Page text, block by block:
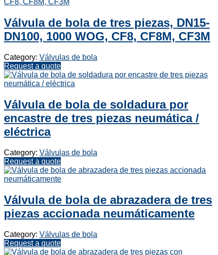
Válvula de bola de tres piezas, DN15-
DN100, 1000 WOG, CF8, CF8M, CF3M
Category: Válvulas de bola
Request a quote
Válvula de bola de soldadura por
encastre de tres piezas neumática /
eléctrica
Category: Válvulas de bola
Request a quote
Válvula de bola de abrazadera de tres
piezas accionada neumáticamente
Category: Válvulas de bola
Request a quote